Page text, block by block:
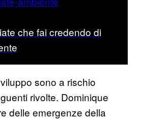
che fai credendo di
sono a rischio
rivolte. Dominique
delle emergenze della